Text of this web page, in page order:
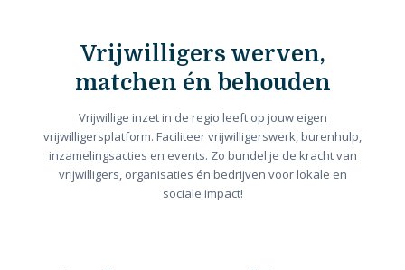
Vrijwilligers werven,
matchen én behouden
Vrijwillige inzet in de regio leeft op jouw eigen
vrijwilligersplatform. Faciliteer vrijwilligerswerk, burenhulp,
inzamelingsacties en events. Zo bundel je de kracht van
vrijwilligers, organisaties én bedrijven voor lokale en
sociale impact!